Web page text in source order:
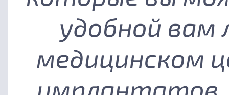
удобной вам
медицинском